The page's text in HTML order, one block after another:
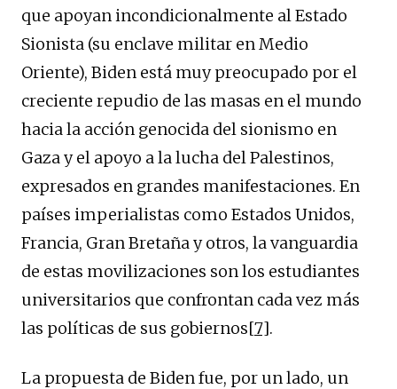
que apoyan incondicionalmente al Estado
Sionista (su enclave militar en Medio
Oriente), Biden está muy preocupado por el
creciente repudio de las masas en el mundo
hacia la acción genocida del sionismo en
Gaza y el apoyo a la lucha del Palestinos,
expresados ​​en grandes manifestaciones. En
países imperialistas como Estados Unidos,
Francia, Gran Bretaña y otros, la vanguardia
de estas movilizaciones son los estudiantes
universitarios que confrontan cada vez más
las políticas de sus gobiernos[7].
La propuesta de Biden fue, por un lado, un